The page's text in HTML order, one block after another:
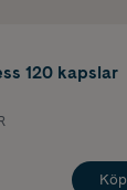
120 kapslar
Köp